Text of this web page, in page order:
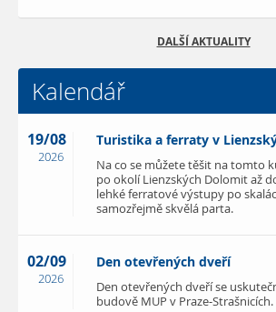
DALŠÍ AKTUALITY
Kalendář
19/08
2026
Turistika a ferraty v
Na co se můžete těšit na tomto
po okolí Lienzských Dolomit až
lehké ferratové výstupy po
samozřejmě skvělá parta.
02/09
2026
Den otevřených dveří
Den otevřených dveří se
budově MUP v Praze-Strašnicích.